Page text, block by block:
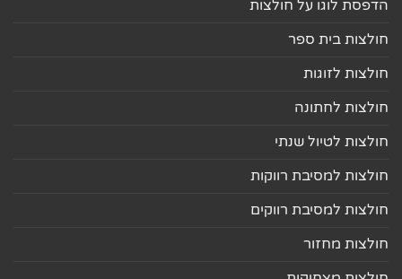
הדפסת לוגו על חולצות
חולצות בית ספר
חולצות לזוגות
חולצות לחתונה
חולצות לטיול שנתי
חולצות למסיבת רווקות
חולצות למסיבת רווקים
חולצות מחזור